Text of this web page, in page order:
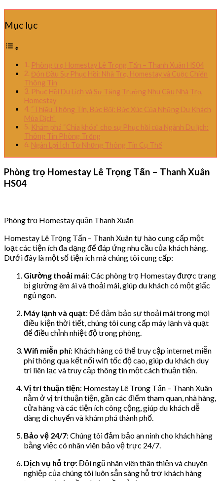
Mục lục
Phòng trọ Homestay Lê Trọng Tấn – Thanh Xuân HS04
Đón Đầu Sự Phục Hồi: Nhà Trọ, Homestay và Cuộc Chiến
Thông Tin
Phục Hồi Du Lịch và Sự Tăng Trưởng Nhu Cầu Nhà Trọ,
Homestay
“Thiếu Thông Tin, Bức Bối: Bức Xúc Của Những Du Khách
Mùa Dịch”
Khám phá “Chìa khóa” cho sự Phục hồi của Ngành Du lịch:
Thông Tin Phòng Trống
Ngàn Lợi Ích Từ Những Thông Tin Cụ Thể
Phòng trọ Homestay Lê Trọng Tấn – Thanh Xuân
HS04
Phòng trọ Homestay quận Thanh Xuân
Homestay Lê Trọng Tấn – Thanh Xuân tự hào cung cấp một
loạt các tiện ích đa dạng để đáp ứng nhu cầu của khách hàng.
Dưới đây là một số tiện ích mà chúng tôi cung cấp:
Giường thoải mái: Các phòng trọ Homestay được trang
bị giường êm ái và thoải mái, giúp du khách có một giấc
ngủ ngon.
Máy lạnh và quạt: Để đảm bảo sự thoải mái trong mọi
điều kiện thời tiết, chúng tôi cung cấp máy lạnh và quạt
để điều chỉnh nhiệt độ trong phòng.
Wifi miễn phí: Khách hàng có thể truy cập internet miễn
phí thông qua kết nối wifi tốc độ cao, giúp du khách duy
trì liên lạc và truy cập thông tin một cách thuận tiện.
Vị trí thuận tiện: Homestay Lê Trọng Tấn – Thanh Xuân
nằm ở vị trí thuận tiện, gần các điểm tham quan, nhà hàng,
cửa hàng và các tiện ích công cộng, giúp du khách dễ
dàng di chuyển và khám phá thành phố.
Bảo vệ 24/7: Chúng tôi đảm bảo an ninh cho khách hàng
bằng việc có nhân viên bảo vệ trực 24/7.
Dịch vụ hỗ trợ: Đội ngũ nhân viên thân thiện và chuyên
nghiệp của chúng tôi luôn sẵn sàng hỗ trợ khách hàng